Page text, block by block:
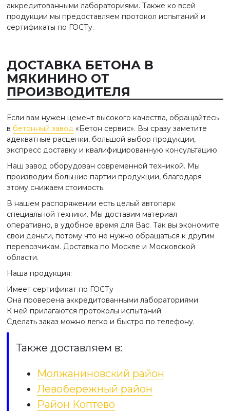
аккредитованными лабораториями. Также ко всей
продукции мы предоставляем протокол испытаний и
сертификаты по ГОСТу.
ДОСТАВКА БЕТОНА В
МЯКИНИНО ОТ
ПРОИЗВОДИТЕЛЯ
Если вам нужен цемент высокого качества, обращайтесь
в бетонный завод «Бетон сервис». Вы сразу заметите
адекватные расценки, большой выбор продукции,
экспресс доставку и квалифицированную консультацию.
Наш завод оборудован современной техникой. Мы
производим большие партии продукции, благодаря
этому снижаем стоимость.
В нашем распоряжении есть целый автопарк
специальной техники. Мы доставим материал
оперативно, в удобное время для Вас. Так вы экономите
свои деньги, потому что не нужно обращаться к другим
перевозчикам. Доставка по Москве и Московской
области.
Наша продукция:
Имеет сертификат по ГОСТу
Она проверена аккредитованными лабораториями
К ней прилагаются протоколы испытаний
Сделать заказ можно легко и быстро по телефону.
Также доставляем в:
Молжаниновский район
Левобережный район
Район Коптево